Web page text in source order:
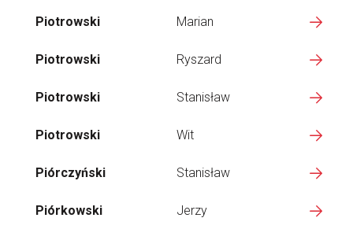
Piotrowski Marian
Piotrowski Ryszard
Piotrowski Stanisław
Piotrowski Wit
Piórczyński Stanisław
Piórkowski Jerzy